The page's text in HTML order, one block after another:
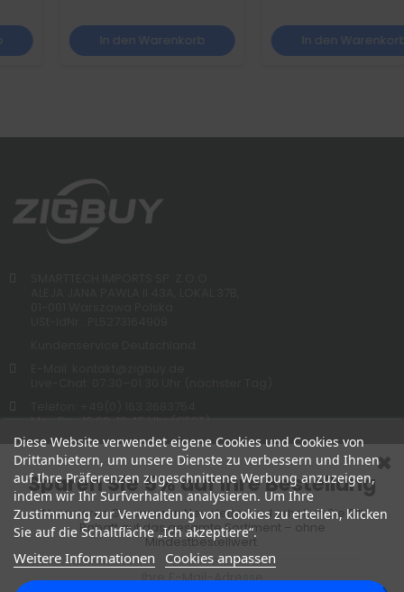
In den Warenkorb
App EQ, Tragbarer
Outdoor Speaker
In den Warenkorb
Diese Website verwendet eigene Cookies und Cookies von
Drittanbietern, um unsere Dienste zu verbessern und Ihnen
auf Ihre Präferenzen zugeschnittene Werbung anzuzeigen,
indem wir Ihr Surfverhalten analysieren. Um Ihre
Zustimmung zur Verwendung von Cookies zu erteilen, klicken
Sie auf die Schaltfläche „Ich akzeptiere“.
Weitere Informationen Cookies anpassen
Mo.-Do.: 16:00-19:45 Uhr (CEST)
Fr.-So.: 12:00-19:45 Uhr (CEST)
Sparen Sie 5% auf Ihre Bestellung
Abonnieren Sie unseren Newsletter und erhalten Sie 5%
Rabatt auf das gesamte Sortiment – ohne
Mindestbestellwert.